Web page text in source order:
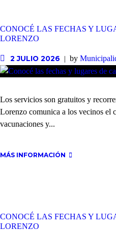
CONOCÉ LAS FECHAS Y
LORENZO
2 JULIO 2026 by
Los servicios son gratuitos y
Lorenzo comunica a los vecinos el
vacunaciones y...
MÁS INFORMACIÓN
CONOCÉ LAS FECHAS Y
LORENZO